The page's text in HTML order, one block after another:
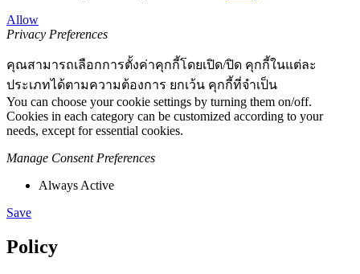
Allow
Privacy Preferences
คุณสามารถเลือกการตั้งค่าคุกกี้โดยเปิด/ปิด คุกกี้ในแต่ละ
ประเภทได้ตามความต้องการ ยกเว้น คุกกี้ที่จำเป็น
You can choose your cookie settings by turning them on/off.
Cookies in each category can be customized according to your
needs, except for essential cookies.
Manage Consent Preferences
Always Active
Save
Policy